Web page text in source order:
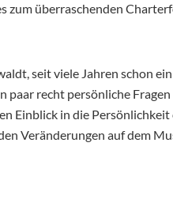
zum überraschenden
seit viele Jahren schon
paar recht persönliche
Einblick in die
Veränderungen auf dem